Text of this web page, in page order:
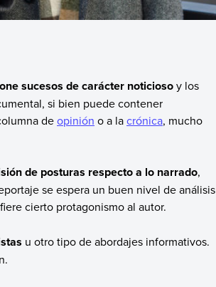
sucesos de carácter noticiosoy los
si bien puede contener
deopinión o a lacrónica, mucho
de posturas respecto a lo narrado,
se espera un buen nivel de análisis
cierto protagonismo al autor.
u otro tipo de abordajes informativos.